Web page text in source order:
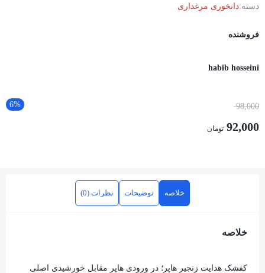
دسته:دانخوری مرغداری
فروشنده
habib hosseini
6% 98,000
92,000 تومان
خلاصه توضیحات نظرات (0)
خلاصه
کفشک هدایت زنجیر هاپر؛ در ورودی هاپر مقابل خورشیدی اصلی